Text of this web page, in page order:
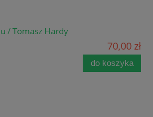
/ Tomasz Hardy
70,00 zł
do koszyka